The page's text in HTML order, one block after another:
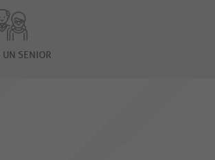
UN SENIOR